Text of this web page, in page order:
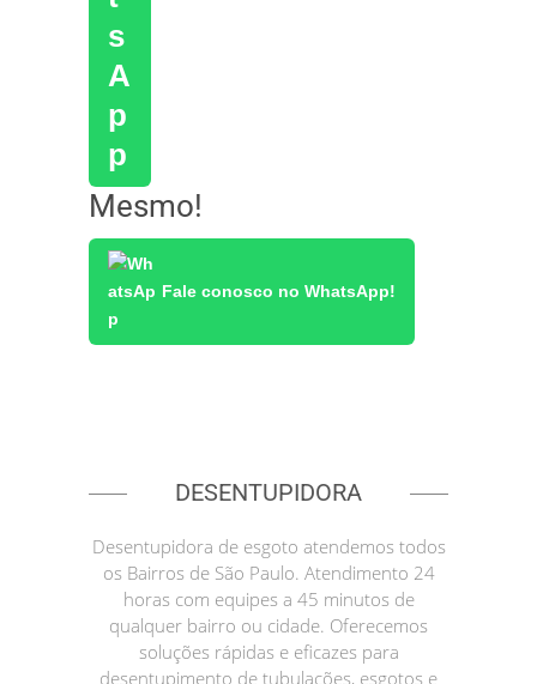
Mesmo!
Fale conosco no WhatsApp!
DESENTUPIDORA
Desentupidora de esgoto atendemos todos
os Bairros de São Paulo. Atendimento 24
horas com equipes a 45 minutos de
qualquer bairro ou cidade. Oferecemos
soluções rápidas e eficazes para
desentupimento de tubulações, esgotos e